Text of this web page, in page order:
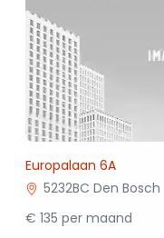
Europalaan 6A
5232BC Den Bosch
€ 135 per maand